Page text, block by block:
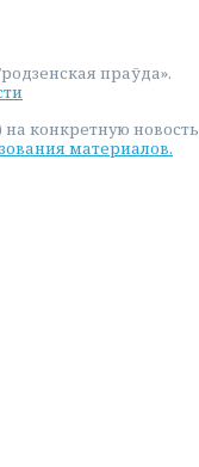
праўда».
конкретную новость
материалов.